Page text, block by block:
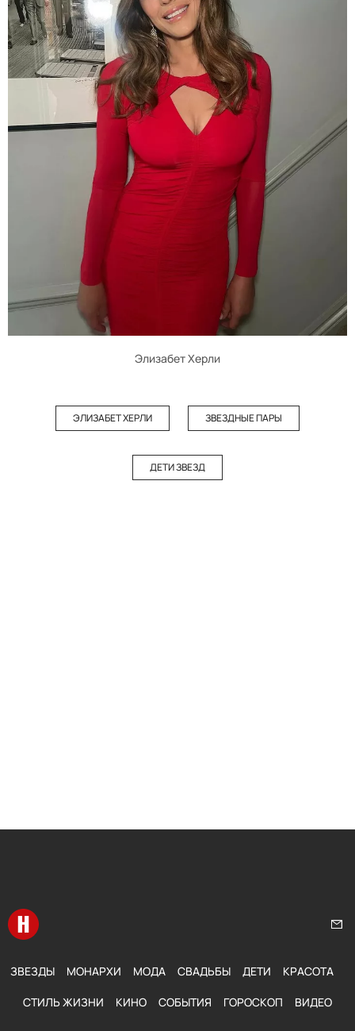
Элизабет Херли
ЭЛИЗАБЕТ ХЕРЛИ ЗВЕЗДНЫЕ ПАРЫ
ДЕТИ ЗВЕЗД
Перейти на главную
ЗВЕЗДЫ МОНАРХИ МОДА СВАДЬБЫ ДЕТИ КРАСОТА
СТИЛЬ ЖИЗНИ КИНО СОБЫТИЯ ГОРОСКОП ВИДЕО